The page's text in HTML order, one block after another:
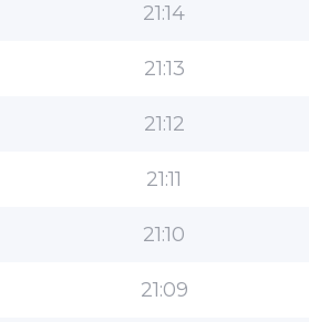
21:14
21:13
21:12
21:11
21:10
21:09